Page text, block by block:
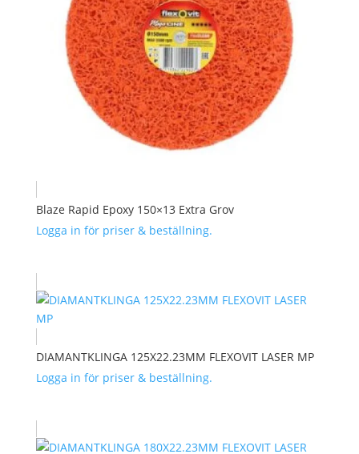
Blaze Rapid Epoxy 150×13 Extra Grov
Logga in för priser & beställning.
DIAMANTKLINGA 125X22.23MM FLEXOVIT LASER MP
Logga in för priser & beställning.